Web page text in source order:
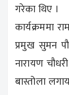
गरेका थिए ।
कार्यक्रममा
प्रमुख सुमन
नारायण
बास्तोला